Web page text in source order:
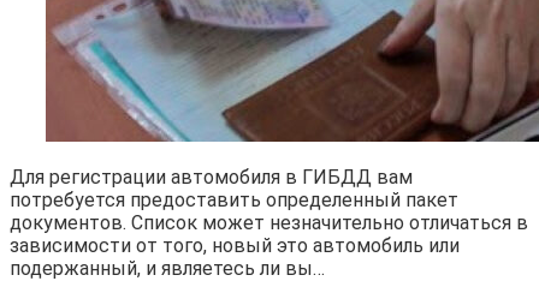
Для регистрации автомобиля в ГИБДД вам
потребуется предоставить определенный пакет
документов. Список может незначительно отличаться в
зависимости от того, новый это автомобиль или
подержанный, и являетесь ли вы…